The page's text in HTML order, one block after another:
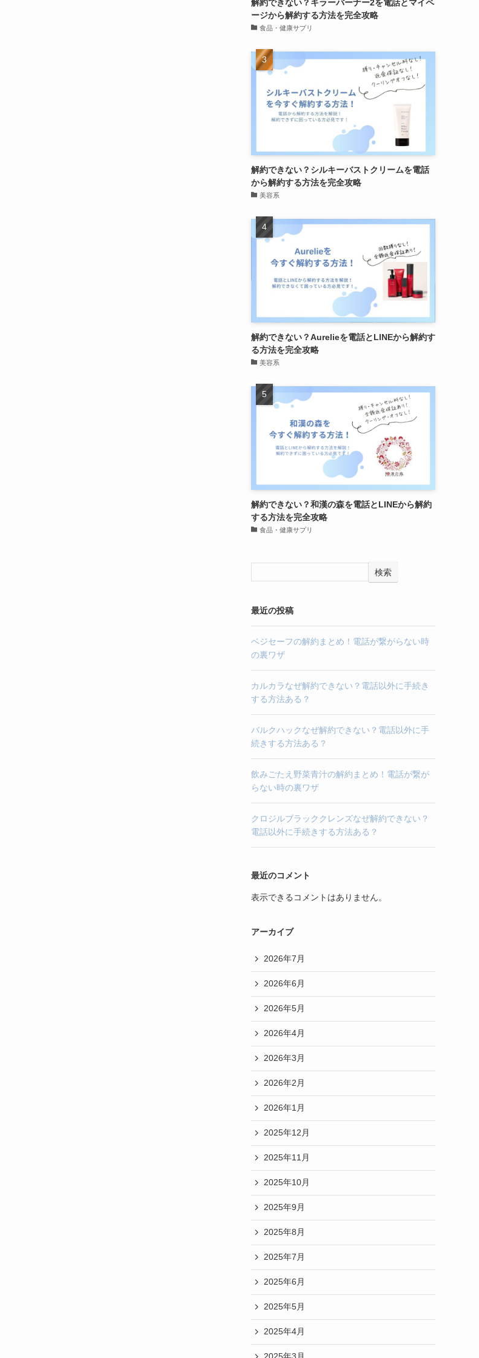
解約できない？キラーバーナー2を電話とマイペ
ージから解約する方法を完全攻略
食品・健康サプリ
解約できない？シルキーバストクリームを電話
から解約する方法を完全攻略
美容系
解約できない？Aurelieを電話とLINEから解約す
る方法を完全攻略
美容系
解約できない？和漢の森を電話とLINEから解約
する方法を完全攻略
食品・健康サプリ
検索
最近の投稿
ベジセーフの解約まとめ！電話が繋がらない時
の裏ワザ
カルカラなぜ解約できない？電話以外に手続き
する方法ある？
バルクハックなぜ解約できない？電話以外に手
続きする方法ある？
飲みごたえ野菜青汁の解約まとめ！電話が繋が
らない時の裏ワザ
クロジルブラッククレンズなぜ解約できない？
電話以外に手続きする方法ある？
最近のコメント
表示できるコメントはありません。
アーカイブ
2026年7月
2026年6月
2026年5月
2026年4月
2026年3月
2026年2月
2026年1月
2025年12月
2025年11月
2025年10月
2025年9月
2025年8月
2025年7月
2025年6月
2025年5月
2025年4月